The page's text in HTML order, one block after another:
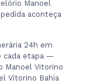
Manoel
aconteça
24h em
cada etapa —
Manoel Vitorino
Vitorino Bahia